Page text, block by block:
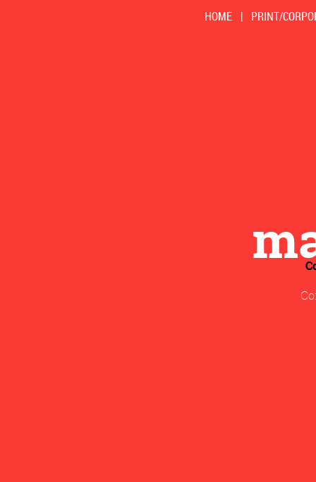
HOME | PRINT/